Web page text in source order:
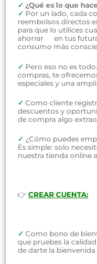
✓ ¿Qué es lo que
✓ Por un lado, cada
reembolsos directos
para que lo utilices
ahorrar en tus
consumo más
✓ Pero eso no es
compras, te
especiales y una
✓ Como cliente
descuentos y
de compra algo
✓ ¿Cómo puedes
Es simple: solo
nuestra tienda online
👉 CREAR CUENTA:
✓ Como bono de
que pruebes la
de darte la bienvenida